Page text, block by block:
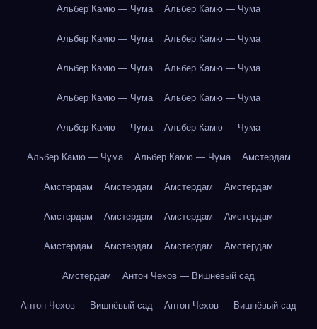
Альбер Камю — Чума Альбер Камю — Чума
Альбер Камю — Чума Альбер Камю — Чума
Альбер Камю — Чума Альбер Камю — Чума
Альбер Камю — Чума Альбер Камю — Чума
Альбер Камю — Чума Альбер Камю — Чума
Альбер Камю — Чума Альбер Камю — Чума Амстердам
Амстердам Амстердам Амстердам Амстердам
Амстердам Амстердам Амстердам Амстердам
Амстердам Амстердам Амстердам Амстердам
Амстердам Антон Чехов — Вишнёвый сад
Антон Чехов — Вишнёвый сад Антон Чехов — Вишнёвый сад